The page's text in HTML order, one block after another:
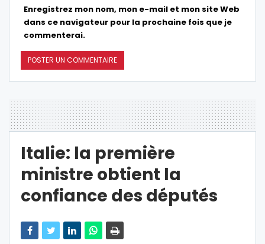
Enregistrez mon nom, mon e-mail et mon site Web
dans ce navigateur pour la prochaine fois que je
commenterai.
Italie: la première
ministre obtient la
confiance des députés